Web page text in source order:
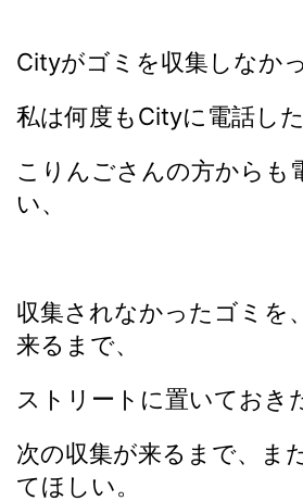
Cityがゴミを収集しなかっ
私は何度もCityに電話した
こりんごさんの方からも
い、
収集されなかったゴミを
来るまで、
ストリートに置いておき
次の収集が来るまで、ま
てほしい。